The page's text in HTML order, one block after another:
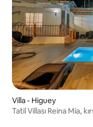
Villa - Higuey
Tatil Villası Reina Mía,